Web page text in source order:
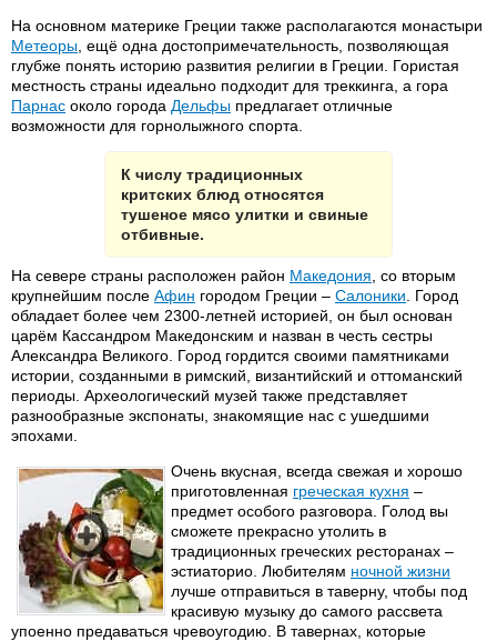
На основном материке Греции также располагаются монастыри
Метеоры , ещё одна достопримечательность, позволяющая
глубже понять историю развития религии в Греции. Гористая
местность страны идеально подходит для треккинга, а гора
Парнас около города Дельфы предлагает отличные
возможности для горнолыжного спорта.
К числу традиционных
критских блюд относятся
тушеное мясо улитки и свиные
отбивные.
На севере страны расположен район Македония , со вторым
крупнейшим после Афин городом Греции – Салоники . Город
обладает более чем 2300-летней историей, он был основан
царём Кассандром Македонским и назван в честь сестры
Александра Великого. Город гордится своими памятниками
истории, созданными в римский, византийский и оттоманский
периоды. Археологический музей также представляет
разнообразные экспонаты, знакомящие нас с ушедшими
эпохами.
Очень вкусная, всегда свежая и хорошо
приготовленная греческая кухня –
предмет особого разговора. Голод вы
сможете прекрасно утолить в
традиционных греческих ресторанах –
эстиаторио. Любителям ночной жизни
лучше отправиться в таверну, чтобы под
красивую музыку до самого рассвета
упоенно предаваться чревоугодию. В тавернах, которые